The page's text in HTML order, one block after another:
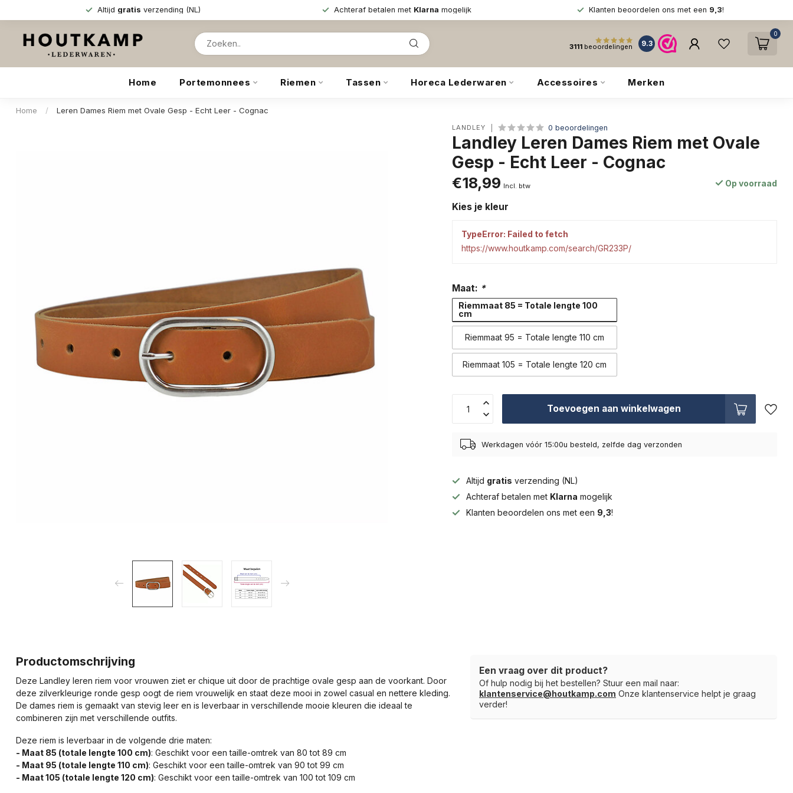
Altijd gratis verzending (NL) Achteraf betalen met Klarna mogelijk Klanten beoordelen ons met een 9,3!
3111 beoordelingen 9.3
0
Home Portemonnees Riemen Tassen Horeca Lederwaren Accessoires Merken
Home / Leren Dames Riem met Ovale Gesp - Echt Leer - Cognac
LANDLEY 0 beoordelingen
Landley Leren Dames Riem met Ovale
Gesp - Echt Leer - Cognac
€18,99 Incl. btw Op voorraad
Kies je kleur
TypeError: Failed to fetch
https://www.houtkamp.com/search/GR233P/
Maat: *
Riemmaat 85 = Totale lengte 100
cm
Riemmaat 95 = Totale lengte 110 cm
Riemmaat 105 = Totale lengte 120 cm
Toevoegen aan winkelwagen
Werkdagen vóór 15:00u besteld, zelfde dag verzonden
Altijd gratis verzending (NL)
Achteraf betalen met Klarna mogelijk
Klanten beoordelen ons met een 9,3!
Productomschrijving
Deze Landley leren riem voor vrouwen ziet er chique uit door de prachtige ovale gesp aan de voorkant. Door
deze zilverkleurige ronde gesp oogt de riem vrouwelijk en staat deze mooi in zowel casual en nettere kleding.
De dames riem is gemaakt van stevig leer en is leverbaar in verschillende mooie kleuren die ideaal te
combineren zijn met verschillende outfits.
Deze riem is leverbaar in de volgende drie maten:
- Maat 85 (totale lengte 100 cm): Geschikt voor een taille-omtrek van 80 tot 89 cm
- Maat 95 (totale lengte 110 cm): Geschikt voor een taille-omtrek van 90 tot 99 cm
- Maat 105 (totale lengte 120 cm): Geschikt voor een taille-omtrek van 100 tot 109 cm
Een vraag over dit product?
Of hulp nodig bij het bestellen? Stuur een mail naar:
klantenservice@houtkamp.com Onze klantenservice helpt je graag
verder!